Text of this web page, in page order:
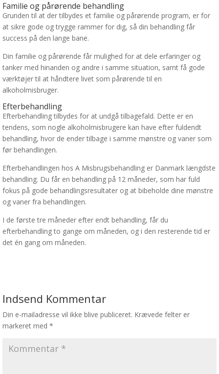
Familie og pårørende behandling
Grunden til at der tilbydes et familie og pårørende program, er for
at sikre gode og trygge rammer for dig, så din behandling får
success på den lange bane.
Din familie og pårørende får mulighed for at dele erfaringer og
tanker med hinanden og andre i samme situation, samt få gode
værktøjer til at håndtere livet som pårørende til en
alkoholmisbruger.
Efterbehandling
Efterbehandling tilbydes for at undgå tilbagefald. Dette er en
tendens, som nogle alkoholmisbrugere kan have efter fuldendt
behandling, hvor de ender tilbage i samme mønstre og vaner som
før behandlingen.
Efterbehandlingen hos A Misbrugsbehandling er Danmark længdste
behandling. Du får en behandling på 12 måneder, som har fuld
fokus på gode behandlingsresultater og at bibeholde dine mønstre
og vaner fra behandlingen.
I de første tre måneder efter endt behandling, får du
efterbehandling to gange om måneden, og i den resterende tid er
det én gang om måneden.
Indsend Kommentar
Din e-mailadresse vil ikke blive publiceret. Krævede felter er
markeret med *